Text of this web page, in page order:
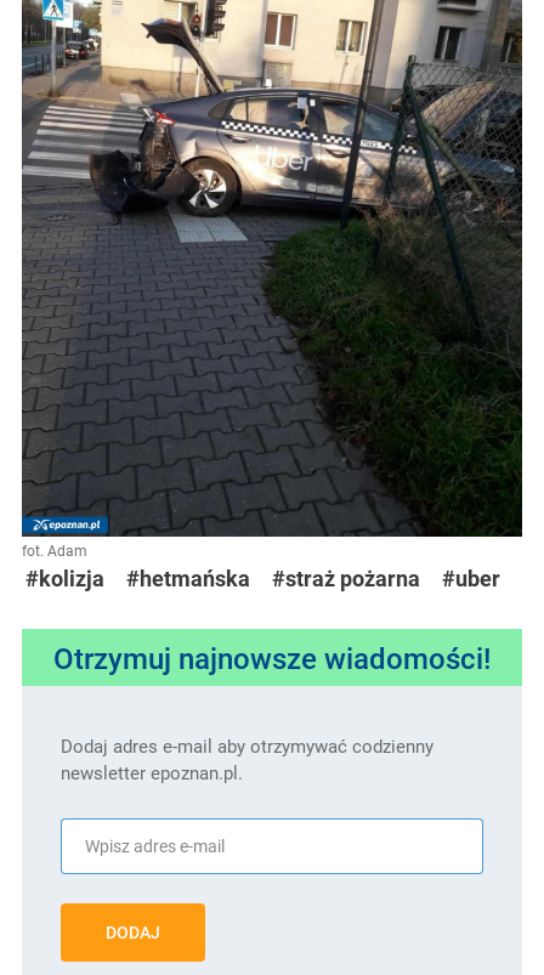
fot. Adam
#kolizja #hetmańska #straż pożarna #uber
Otrzymuj najnowsze wiadomości!
Dodaj adres e-mail aby otrzymywać codzienny
newsletter epoznan.pl.
DODAJ